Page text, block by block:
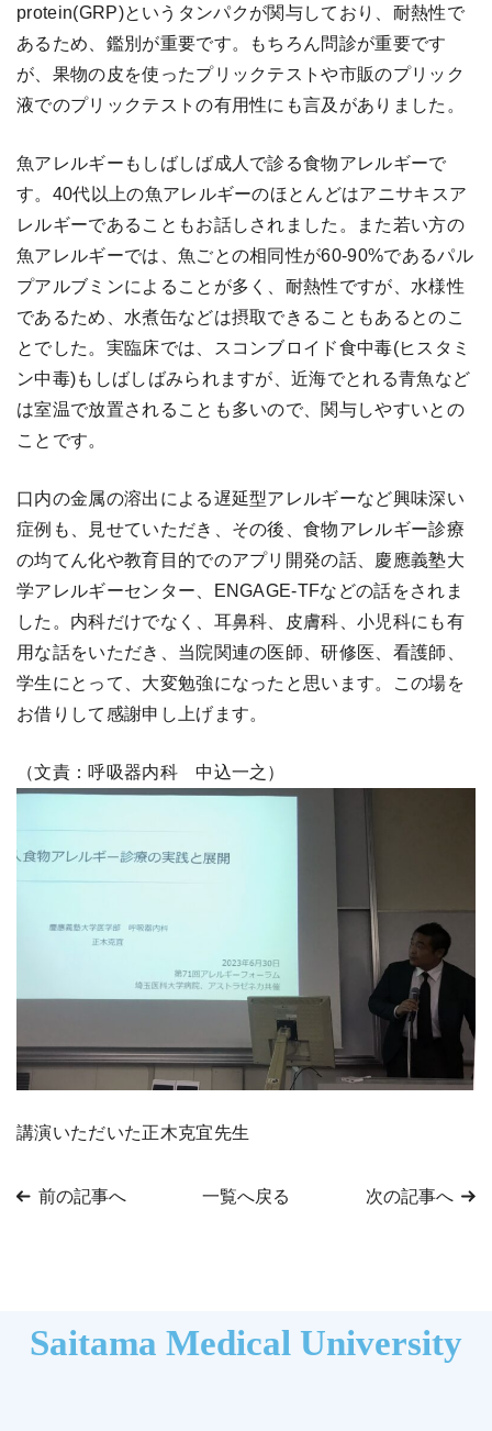
protein(GRP)というタンパクが関与しており、耐熱性で
あるため、鑑別が重要です。もちろん問診が重要です
が、果物の皮を使ったプリックテストや市販のプリック
液でのプリックテストの有用性にも言及がありました。
魚アレルギーもしばしば成人で診る食物アレルギーで
す。40代以上の魚アレルギーのほとんどはアニサキスア
レルギーであることもお話しされました。また若い方の
魚アレルギーでは、魚ごとの相同性が60-90%であるパル
プアルブミンによることが多く、耐熱性ですが、水様性
であるため、水煮缶などは摂取できることもあるとのこ
とでした。実臨床では、スコンブロイド食中毒(ヒスタミ
ン中毒)もしばしばみられますが、近海でとれる青魚など
は室温で放置されることも多いので、関与しやすいとの
ことです。
口内の金属の溶出による遅延型アレルギーなど興味深い
症例も、見せていただき、その後、食物アレルギー診療
の均てん化や教育目的でのアプリ開発の話、慶應義塾大
学アレルギーセンター、ENGAGE-TFなどの話をされま
した。内科だけでなく、耳鼻科、皮膚科、小児科にも有
用な話をいただき、当院関連の医師、研修医、看護師、
学生にとって、大変勉強になったと思います。この場を
お借りして感謝申し上げます。
（文責：呼吸器内科 中込一之）
講演いただいた正木克宜先生
前の記事へ 一覧へ戻る 次の記事へ
Saitama Medical University